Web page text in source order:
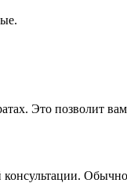
Это позволит
консультации.